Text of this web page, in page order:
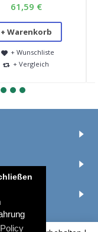
61,59 €
+ Warenkorb
+ Wunschliste
+ Vergleich